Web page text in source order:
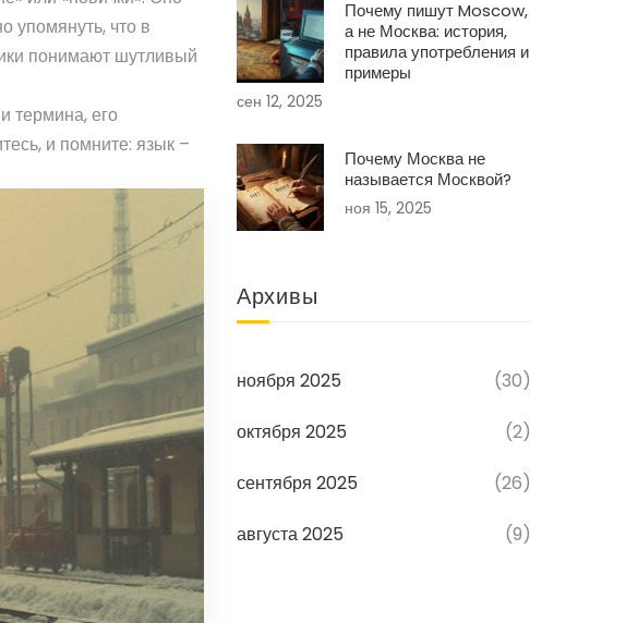
упомянуть, что в
понимают шутливый
термина, его
и помните: язык –
Почему пишут Moscow,
а не Москва: история,
правила употребления и
примеры
сен 12, 2025
Почему Москва не
называется Москвой?
ноя 15, 2025
Архивы
ноября 2025 (30)
октября 2025 (2)
сентября 2025 (26)
августа 2025 (9)